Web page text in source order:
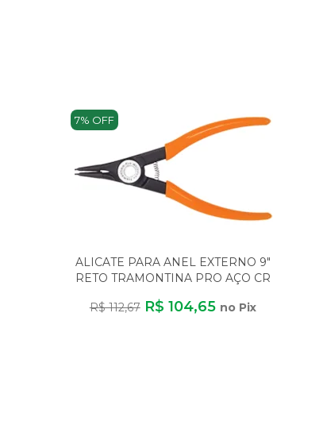
7% OFF
ALICATE PARA ANEL EXTERNO 9"
RETO TRAMONTINA PRO AÇO CR
R$ 112,67 R$ 104,65 no Pix